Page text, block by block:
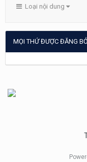
Loại nội dung
MỌI THỨ ĐƯỢC ĐĂNG